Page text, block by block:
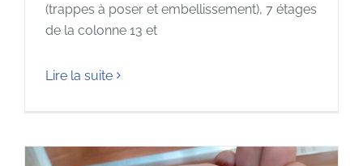
(trappes à poser et embellissement), 7 étages
de la colonne 13 et
Lire la suite